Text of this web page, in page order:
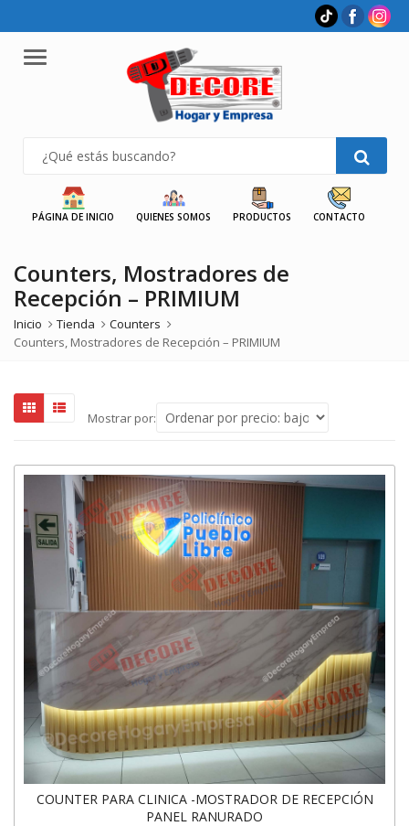
Menu
PÁGINA DE INICIO QUIENES SOMOS PRODUCTOS CONTACTO
Counters, Mostradores de
Recepción – PRIMIUM
Inicio Tienda
Counters
Counters, Mostradores de Recepción – PRIMIUM
Mostrar por:
COUNTER PARA CLINICA -MOSTRADOR DE RECEPCIÓN
PANEL RANURADO